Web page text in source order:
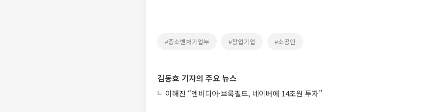
#중소벤처기업부 #창업기업 #소공인
김동효 기자의 주요 뉴스
이해진 “엔비디아·브룩필드, 네이버에 14조원 투자”